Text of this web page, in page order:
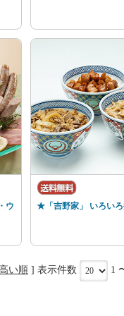
ウ
★「吉野家」 いろいろ
い順 ] 表示件数 1